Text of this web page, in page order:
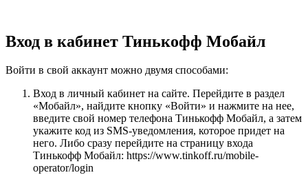
Вход в кабинет Тинькофф Мобайл
Войти в свой аккаунт можно двумя способами:
Вход в личный кабинет на сайте. Перейдите в раздел
«Мобайл», найдите кнопку «Войти» и нажмите на нее,
введите свой номер телефона Тинькофф Мобайл, а затем
укажите код из SMS-уведомления, которое придет на
него. Либо сразу перейдите на страницу входа
Тинькофф Мобайл: https://www.tinkoff.ru/mobile-
operator/login